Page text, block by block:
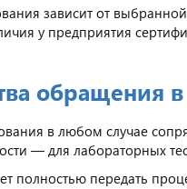
зависит от
у предприятия
обращения
в любом случае
— для лабораторных
полностью передать